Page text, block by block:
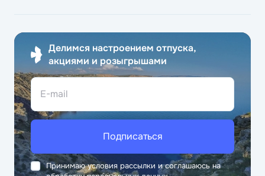
Делимся настроением отпуска,
акциями и розыгрышами
E-mail
Подписаться
Принимаю условия рассылки и соглашаюсь на